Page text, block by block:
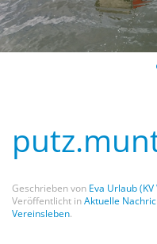
Geschrieben von Eva Urlaub
Veröffentlicht inAktuelle
Vereinsleben.